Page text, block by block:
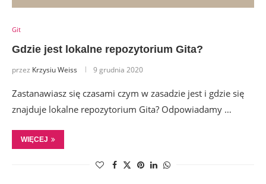
Git
Gdzie jest lokalne repozytorium Gita?
przez Krzysiu Weiss 9 grudnia 2020
Zastanawiasz się czasami czym w zasadzie jest i gdzie się
znajduje lokalne repozytorium Gita? Odpowiadamy …
WIĘCEJ